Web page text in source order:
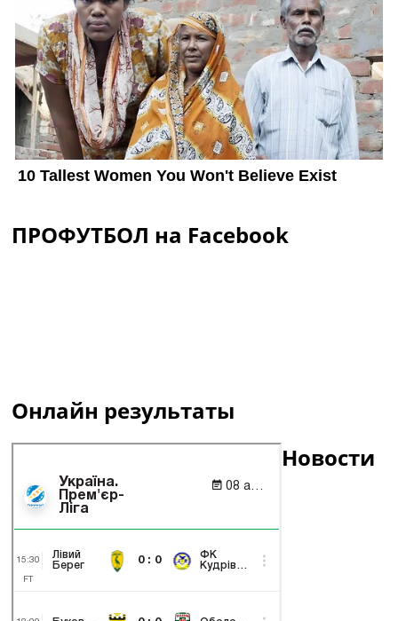
ПРОФУТБОЛ на Facebook
Онлайн результаты
Новости